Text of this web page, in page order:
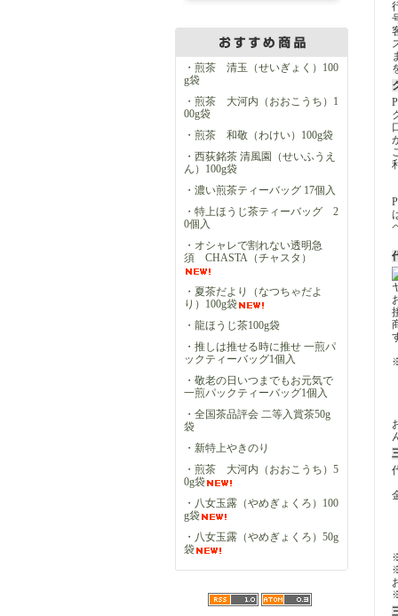
・煎茶 清玉（せいぎょく）100
g袋
・煎茶 大河内（おおこうち）1
00g袋
・煎茶 和敬（わけい）100g袋
・西荻銘茶 清風園（せいふうえ
ん）100g袋
・濃い煎茶ティーバッグ 17個入
・特上ほうじ茶ティーバッグ 2
0個入
・オシャレで割れない透明急
須 CHASTA（チャスタ）
・夏茶だより（なつちゃだよ
り）100g袋
・龍ほうじ茶100g袋
・推しは推せる時に推せ 一煎パ
ックティーバッグ1個入
・敬老の日いつまでもお元気で
一煎パックティーバッグ1個入
・全国茶品評会 二等入賞茶50g
袋
・新特上やきのり
・煎茶 大河内（おおこうち）5
0g袋
・八女玉露（やめぎょくろ）100
g袋
・八女玉露（やめぎょくろ）50g
袋